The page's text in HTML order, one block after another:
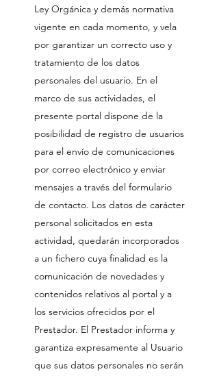
Ley Orgánica y demás normativa
vigente en cada momento, y vela
por garantizar un correcto uso y
tratamiento de los datos
personales del usuario. En el
marco de sus actividades, el
presente portal dispone de la
posibilidad de registro de usuarios
para el envío de comunicaciones
por correo electrónico y enviar
mensajes a través del formulario
de contacto. Los datos de carácter
personal solicitados en esta
actividad, quedarán incorporados
a un fichero cuya finalidad es la
comunicación de novedades y
contenidos relativos al portal y a
los servicios ofrecidos por el
Prestador. El Prestador informa y
garantiza expresamente al Usuario
que sus datos personales no serán